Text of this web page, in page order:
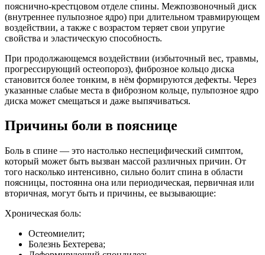
пояснично-крестцовом отделе спины. Межпозвоночный диск
(внутреннее пульпозное ядро) при длительном травмирующем
воздействии, а также с возрастом теряет свои упругие
свойства и эластическую способность.
При продолжающемся воздействии (избыточный вес, травмы,
прогрессирующий остеопороз), фиброзное кольцо диска
становится более тонким, в нём формируются дефекты. Через
указанные слабые места в фиброзном кольце, пульпозное ядро
диска может смещаться и даже выпячиваться.
Причины боли в пояснице
Боль в спине — это настолько неспецифический симптом,
который может быть вызван массой различных причин. От
того насколько интенсивно, сильно болит спина в области
поясницы, постоянна она или периодическая, первичная или
вторичная, могут быть и причины, ее вызывающие:
Хроническая боль:
Остеомиелит;
Болезнь Бехтерева;